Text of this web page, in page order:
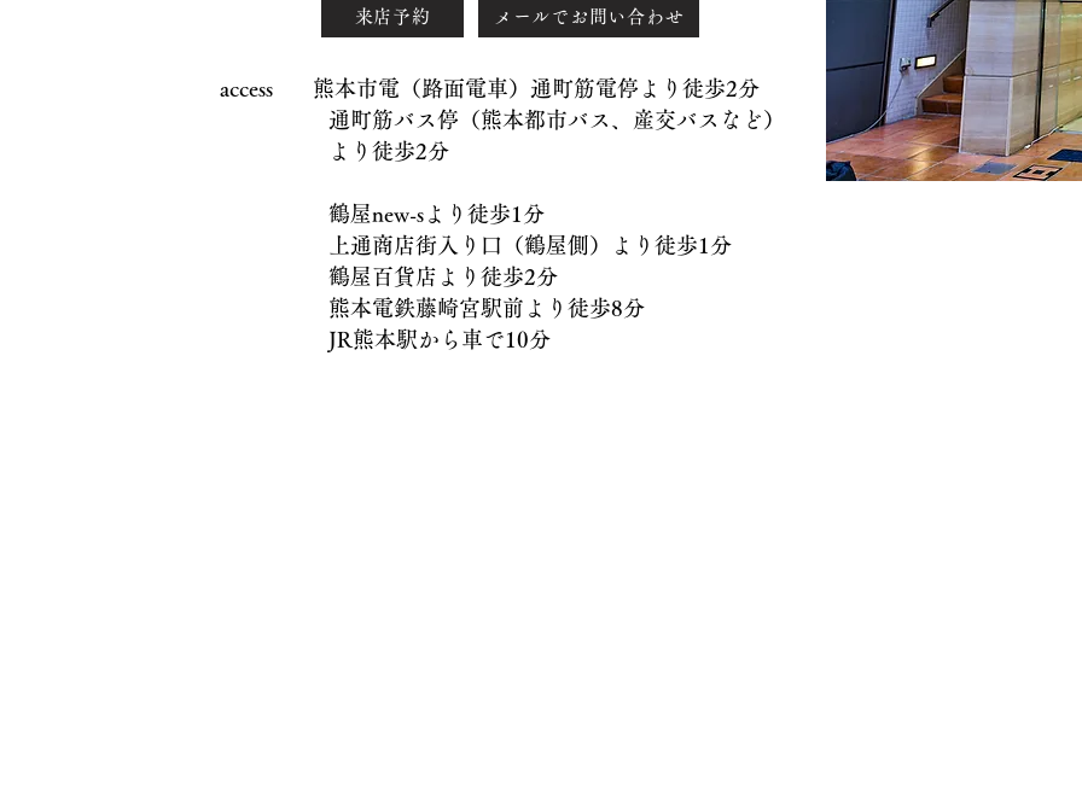
来店予約 メールでお問い合わせ
access 熊本市電（路面電車）通町筋電停より徒歩2分
通町筋バス停（熊本都市バス、産交バスなど）
より徒歩2分
鶴屋new-sより徒歩1分
上通商店街入り口（鶴屋側）より徒歩1分
鶴屋百貨店より徒歩2分
熊本電鉄藤崎宮駅前より徒歩8分
JR熊本駅から車で10分